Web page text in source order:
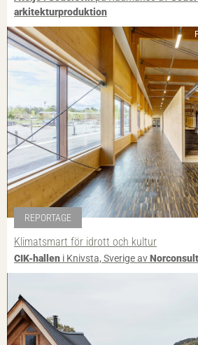
arkitekturproduktion
REPORTAGE
Klimatsmart för idrott och kultur
CIK-hallen i Knivsta, Sverige avNorconsult